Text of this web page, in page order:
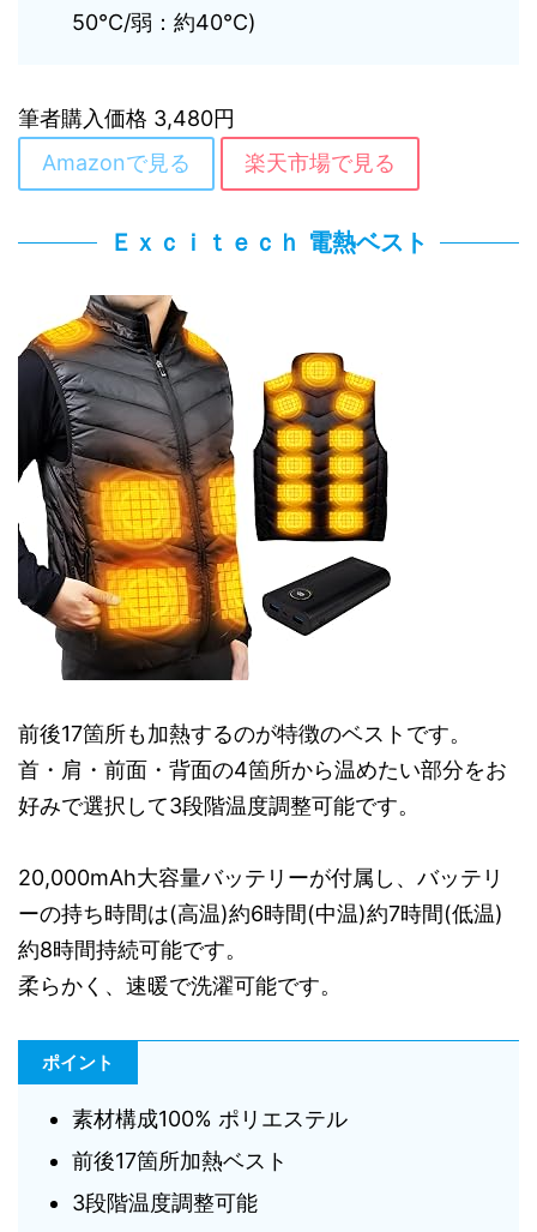
50℃/弱：約40℃)
筆者購入価格 3,480円
Amazonで見る
楽天市場で見る
Ｅｘｃｉｔｅｃｈ 電熱ベスト
前後17箇所も加熱するのが特徴のベストです。
首・肩・前面・背面の4箇所から温めたい部分をお
好みで選択して3段階温度調整可能です。
20,000mAh大容量バッテリーが付属し、バッテリ
ーの持ち時間は(高温)約6時間(中温)約7時間(低温)
約8時間持続可能です。
柔らかく、速暖で洗濯可能です。
ポイント
素材構成100% ポリエステル
前後17箇所加熱ベスト
3段階温度調整可能